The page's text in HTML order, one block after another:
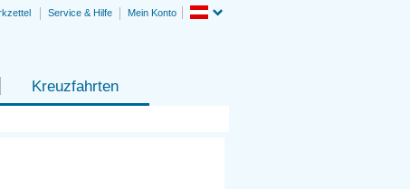
Kreuzfahrten
Service & Hilfe Mein Konto